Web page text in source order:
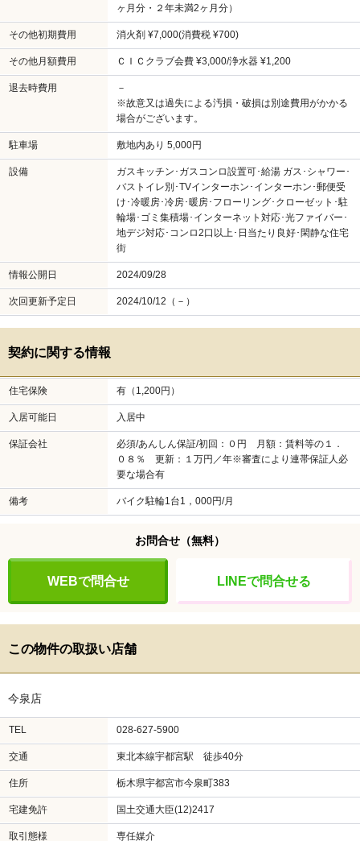
ヶ月分・２年未満2ヶ月分）
その他初期費用 消火剤 ¥7,000(消費税 ¥700)
その他月額費用 ＣＩＣクラブ会費 ¥3,000/浄水器 ¥1,200
退去時費用
－
※故意又は過失による汚損・破損は別途費用がかかる
場合がございます。
駐車場 敷地内あり 5,000円
設備
ガスキッチン･ガスコンロ設置可･給湯 ガス･シャワー･
バストイレ別･TVインターホン･インターホン･郵便受
け･冷暖房･冷房･暖房･フローリング･クローゼット･駐
輪場･ゴミ集積場･インターネット対応･光ファイバー･
地デジ対応･コンロ2口以上･日当たり良好･閑静な住宅
街
情報公開日 2024/09/28
次回更新予定日 2024/10/12（－）
契約に関する情報
住宅保険 有（1,200円）
入居可能日 入居中
保証会社
必須/あんしん保証/初回：０円 月額：賃料等の１．
０８％ 更新：１万円／年※審査により連帯保証人必
要な場合有
備考 バイク駐輪1台1，000円/月
お問合せ （無料）
WEBで問合せ LINEで問合せる
この物件の取扱い店舗
今泉店
TEL 028-627-5900
交通 東北本線宇都宮駅 徒歩40分
住所 栃木県宇都宮市今泉町383
宅建免許 国土交通大臣(12)2417
取引態様 専任媒介